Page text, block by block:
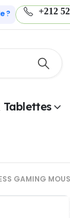
? +212
Tablettes
GAMING